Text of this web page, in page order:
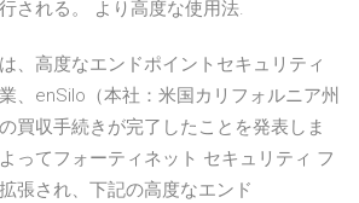
される。 より高度な使用法.
、高度なエンドポイントセキュリティ
、enSilo（本社：米国カリフォルニア州
買収手続きが完了したことを発表しま
ってフォーティネット セキュリティ フ
張され、下記の高度なエンド